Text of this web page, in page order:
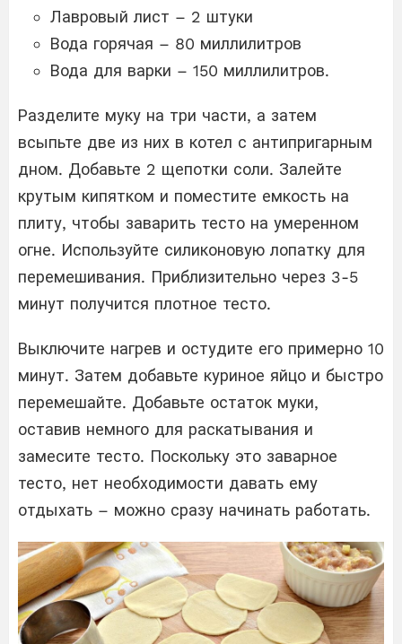
Лавровый лист – 2 штуки
Вода горячая – 80 миллилитров
Вода для варки – 150 миллилитров.
Разделите муку на три части, а затем
всыпьте две из них в котел с антипригарным
дном. Добавьте 2 щепотки соли. Залейте
крутым кипятком и поместите емкость на
плиту, чтобы заварить тесто на умеренном
огне. Используйте силиконовую лопатку для
перемешивания. Приблизительно через 3-5
минут получится плотное тесто.
Выключите нагрев и остудите его примерно 10
минут. Затем добавьте куриное яйцо и быстро
перемешайте. Добавьте остаток муки,
оставив немного для раскатывания и
замесите тесто. Поскольку это заварное
тесто, нет необходимости давать ему
отдыхать – можно сразу начинать работать.